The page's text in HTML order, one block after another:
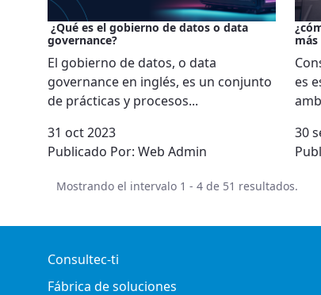
¿Qué es el gobierno de datos o data
governance?
El gobierno de datos, o data
governance en inglés, es un conjunto
de prácticas y procesos...
31 oct 2023
Publicado Por: Web Admin
es
30
Mostrando el intervalo 1 - 4 de 51 resultados.
Consultec-ti
Fábrica de soluciones